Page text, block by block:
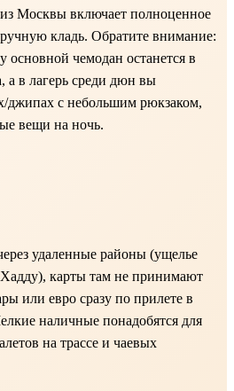
Москвы включает полноценное
кладь. Обратите внимание:
основной чемодан останется в
а в лагерь среди дюн вы
джипах с небольшим рюкзаком,
вещи на ночь.
удаленные районы (ущелье
карты там не принимают
или евро сразу по прилете в
наличные понадобятся для
на трассе и чаевых